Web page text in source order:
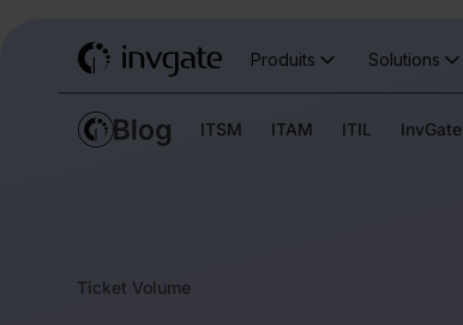
Produits Solutions
ITSM ITAM ITIL InvGate
Ticket Volume